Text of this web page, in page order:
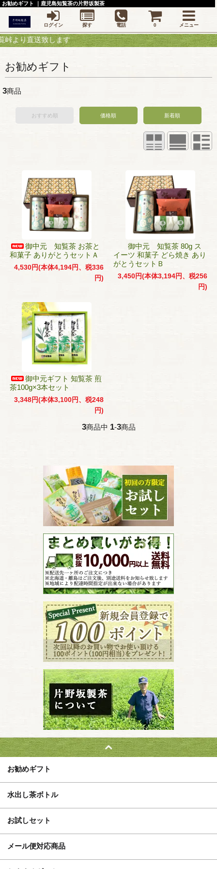
直送致します
お勧めギフト
3商品
おすすめ順 価格順 新着順
御中元 知覧茶 お茶と
和菓子 ありがとうセットＡ
4,530円(本体4,194円、税336
円)
御中元 知覧茶 80g ス
イーツ 和菓子 どら焼き あり
がとうセットＢ
3,450円(本体3,194円、税256
円)
御中元ギフト 知覧茶 煎
茶100g×3本セット
3,348円(本体3,100円、税248
円)
3商品中 1-3商品
お勧めギフト
水出し茶ボトル
お試しセット
メール便対応商品
お勧めギフト ｜鹿児島知覧茶の片野坂製茶
ログイン 探す 電話 0 メニュー